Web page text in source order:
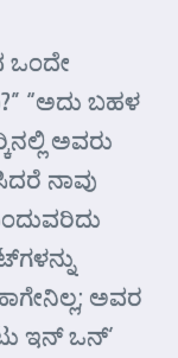
ಒಂದೇ
“ಅದು ಬಹಳ
ಅವರು
ನಾವು
ಅವರ
ಇನ್ ಒನ್’